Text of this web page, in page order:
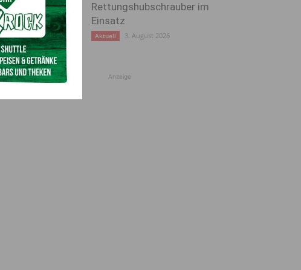
Rettungshubschrauber im
Einsatz
Aktuell 3. August 2026
Anzeige